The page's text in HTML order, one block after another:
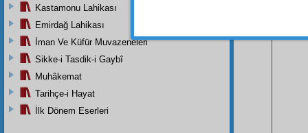
Kastamonu Lahikası
Emirdağ Lahikası
İman Ve Küfür Muvazeneleri
Sikke-i Tasdik-i Gaybî
Muhâkemat
Tarihçe-i Hayat
İlk Dönem Eserleri